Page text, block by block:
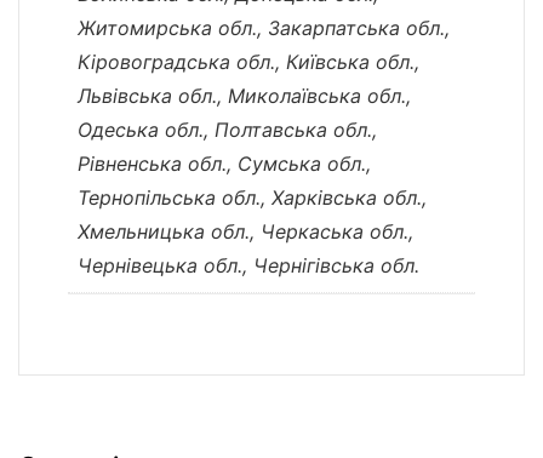
Житомирська обл., Закарпатська обл.,
Кіровоградська обл., Київська обл.,
Львівська обл., Миколаївська обл.,
Одеська обл., Полтавська обл.,
Рівненська обл., Сумська обл.,
Тернопільська обл., Харківська обл.,
Хмельницька обл., Черкаська обл.,
Чернівецька обл., Чернігівська обл.